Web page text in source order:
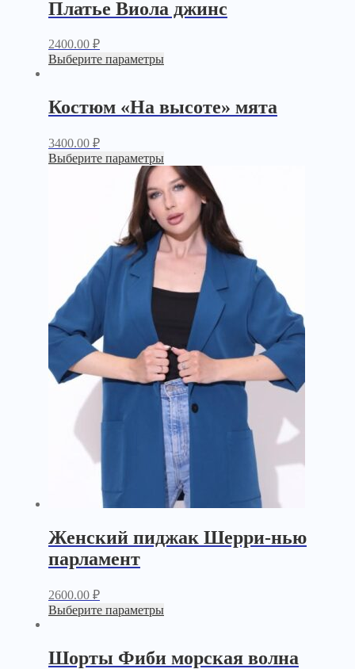
Платье Виола джинс
2400.00 ₽
Выберите параметры
Костюм «На высоте» мята
3400.00 ₽
Выберите параметры
Женский пиджак Шерри-нью
парламент
2600.00 ₽
Выберите параметры
Шорты Фиби морская волна